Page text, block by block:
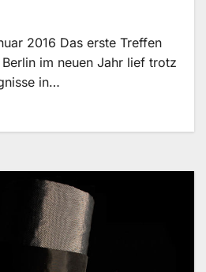
2016 Das erste Treffen
im neuen Jahr lief trotz
in…